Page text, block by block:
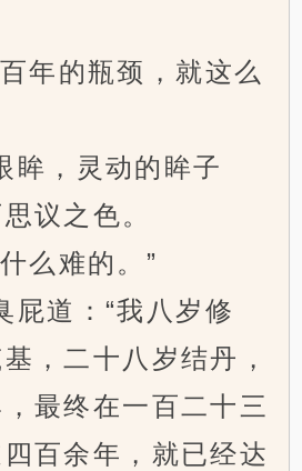
年的瓶颈，就这么
，灵动的眸子
议之色。
么难的。”
道：“我八岁修
，二十八岁结丹，
最终在一百二十三
百余年，就已经达